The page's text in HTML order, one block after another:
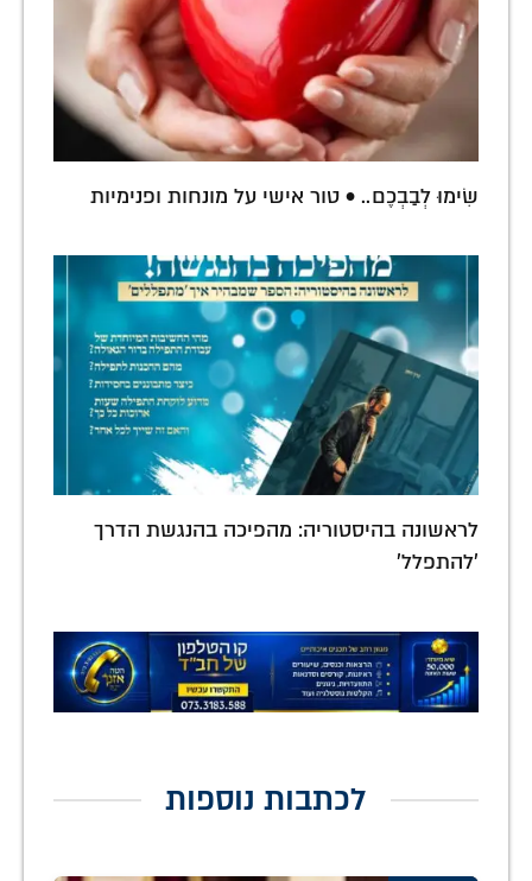
שִׂימוּ לְבַבְכֶם.. • טור אישי על מונחות ופנימיות
לראשונה בהיסטוריה: מהפיכה בהנגשת הדרך
'להתפלל'
לכתבות נוספות